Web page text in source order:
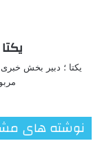
یکتا ؛ دبیر بخش خبری
نوشته های